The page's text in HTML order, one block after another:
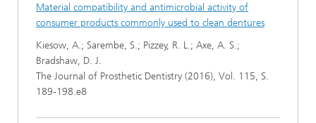
Material compatibility and antimicrobial activity of
consumer products commonly used to clean dentures
Kiesow, A.; Sarembe, S.; Pizzey, R. L.; Axe, A. S.;
Bradshaw, D. J.
The Journal of Prosthetic Dentistry (2016), Vol. 115, S.
189-198.e8